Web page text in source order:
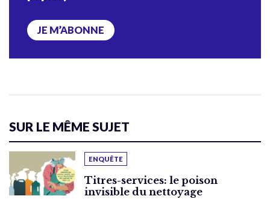
JE M’ABONNE
SUR LE MÊME SUJET
ENQUÊTE
Titres-services: le poison
invisible du nettoyage